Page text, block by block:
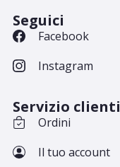
Servizio clienti
Ordini
Il tuo account
Seguici
Facebook
Instagram